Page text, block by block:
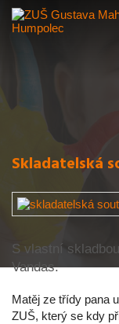
Skladatelská
S vlastní
Vandas.
Matěj ze třídy pana
ZUŠ, který se kdy